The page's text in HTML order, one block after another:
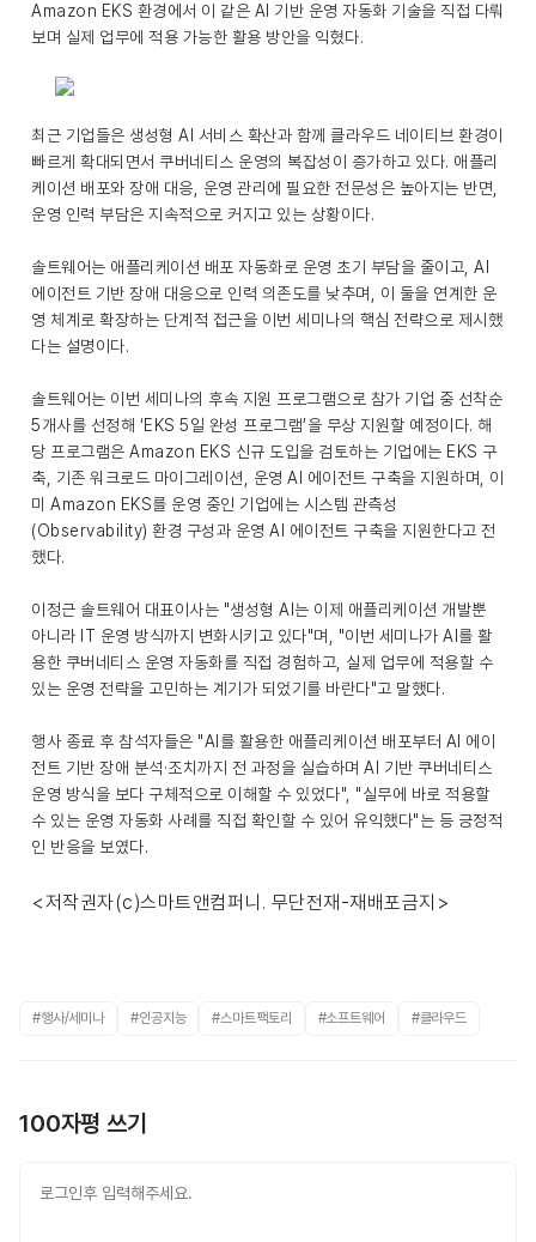
Amazon EKS 환경에서 이 같은 AI 기반 운영 자동화 기술을 직접 다뤄
보며 실제 업무에 적용 가능한 활용 방안을 익혔다.
최근 기업들은 생성형 AI 서비스 확산과 함께 클라우드 네이티브 환경이
빠르게 확대되면서 쿠버네티스 운영의 복잡성이 증가하고 있다. 애플리
케이션 배포와 장애 대응, 운영 관리에 필요한 전문성은 높아지는 반면,
운영 인력 부담은 지속적으로 커지고 있는 상황이다.
솔트웨어는 애플리케이션 배포 자동화로 운영 초기 부담을 줄이고, AI
에이전트 기반 장애 대응으로 인력 의존도를 낮추며, 이 둘을 연계한 운
영 체계로 확장하는 단계적 접근을 이번 세미나의 핵심 전략으로 제시했
다는 설명이다.
솔트웨어는 이번 세미나의 후속 지원 프로그램으로 참가 기업 중 선착순
5개사를 선정해 ‘EKS 5일 완성 프로그램’을 무상 지원할 예정이다. 해
당 프로그램은 Amazon EKS 신규 도입을 검토하는 기업에는 EKS 구
축, 기존 워크로드 마이그레이션, 운영 AI 에이전트 구축을 지원하며, 이
미 Amazon EKS를 운영 중인 기업에는 시스템 관측성
(Observability) 환경 구성과 운영 AI 에이전트 구축을 지원한다고 전
했다.
이정근 솔트웨어 대표이사는 "생성형 AI는 이제 애플리케이션 개발뿐
아니라 IT 운영 방식까지 변화시키고 있다"며, "이번 세미나가 AI를 활
용한 쿠버네티스 운영 자동화를 직접 경험하고, 실제 업무에 적용할 수
있는 운영 전략을 고민하는 계기가 되었기를 바란다"고 말했다.
행사 종료 후 참석자들은 "AI를 활용한 애플리케이션 배포부터 AI 에이
전트 기반 장애 분석·조치까지 전 과정을 실습하며 AI 기반 쿠버네티스
운영 방식을 보다 구체적으로 이해할 수 있었다", "실무에 바로 적용할
수 있는 운영 자동화 사례를 직접 확인할 수 있어 유익했다"는 등 긍정적
인 반응을 보였다.
<저작권자(c)스마트앤컴퍼니. 무단전재-재배포금지>
#행사/세미나 #인공지능 #스마트팩토리 #소프트웨어 #클라우드
100자평 쓰기